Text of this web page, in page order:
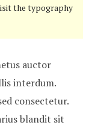
the typography
auctor
interdum.
consectetur.
blandit sit